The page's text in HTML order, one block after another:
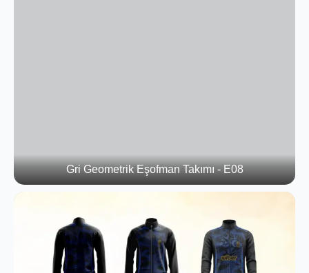
Gri Geometrik Eşofman Takımı - E08